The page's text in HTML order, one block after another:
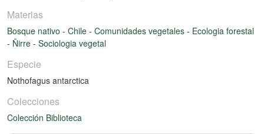
Materias
Bosque nativo - Chile - Comunidades vegetales - Ecologia forestal
- Ñirre - Sociologia vegetal
Especie
Nothofagus antarctica
Colecciones
Colección Biblioteca